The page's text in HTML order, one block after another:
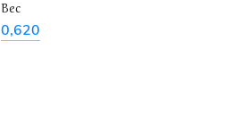
Вес
0,620